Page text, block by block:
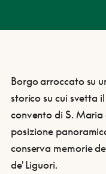
Borgo arroccato su
storico su cui svetta
convento di S.
posizione
conserva memorie
de' Liguori.